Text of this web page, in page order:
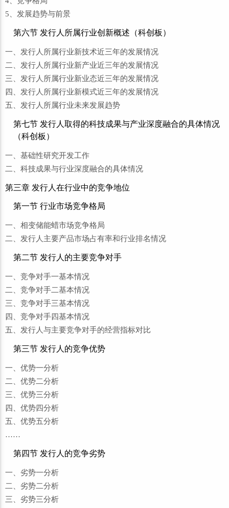
5、发展趋势与前景
第六节 发行人所属行业创新概述（科创板）
一、发行人所属行业新技术近三年的发展情况
二、发行人所属行业新产业近三年的发展情况
三、发行人所属行业新业态近三年的发展情况
四、发行人所属行业新模式近三年的发展情况
五、发行人所属行业未来发展趋势
第七节 发行人取得的科技成果与产业深度融合的具体情况
（科创板）
一、基础性研究开发工作
二、科技成果与行业深度融合的具体情况
第三章 发行人在行业中的竞争地位
第一节 行业市场竞争格局
一、相变储能蜡市场竞争格局
二、发行人主要产品市场占有率和行业排名情况
第二节 发行人的主要竞争对手
一、竞争对手一基本情况
二、竞争对手二基本情况
三、竞争对手三基本情况
四、竞争对手四基本情况
五、发行人与主要竞争对手的经营指标对比
第三节 发行人的竞争优势
一、优势一分析
二、优势二分析
三、优势三分析
四、优势四分析
五、优势五分析
……
第四节 发行人的竞争劣势
一、劣势一分析
二、劣势二分析
三、劣势三分析